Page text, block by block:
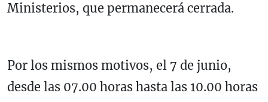
Ministerios, que permanecerá cerrada.
Por los mismos motivos, el 7 de junio,
desde las 07.00 horas hasta las 10.00 horas